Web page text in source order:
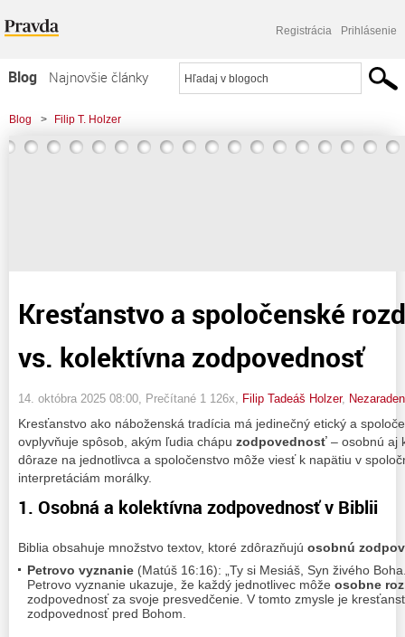
Registrácia Prihlásenie
Blog
Najnovšie články
Najčítanejšie články
Najkomentovanejšie články
Blog > Filip T. Holzer
> Kresťanstvo a spoločenské rozdelenie: osobná vs. kolektívna zodpovednosť
Kresťanstvo a spoločenské
vs. kolektívna zodpovednosť
14. októbra 2025 08:00 , Prečítané 1 126x, Filip Tadeáš Holzer,
Kresťanstvo ako náboženská tradícia má jedinečný etický a
ovplyvňuje spôsob, akým ľudia chápu zodpovednosť – osobnú aj
dôraze na jednotlivca a spoločenstvo môže viesť k napätiu v
interpretáciám morálky.
1. Osobná a kolektívna zodpovednosť v Biblii
Biblia obsahuje množstvo textov, ktoré zdôrazňujú osobnú
Petrovo vyznanie (Matúš 16:16): „Ty si Mesiáš, Syn živého
Petrovo vyznanie ukazuje, že každý jednotlivec môže osobne
zodpovednosť za svoje presvedčenie. V tomto zmysle je
zodpovednosť pred Bohom.